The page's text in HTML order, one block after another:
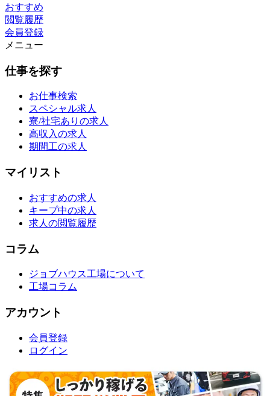
おすすめ
閲覧履歴
会員登録
メニュー
仕事を探す
お仕事検索
スペシャル求人
寮/社宅ありの求人
高収入の求人
期間工の求人
マイリスト
おすすめの求人
キープ中の求人
求人の閲覧履歴
コラム
ジョブハウス工場について
工場コラム
アカウント
会員登録
ログイン